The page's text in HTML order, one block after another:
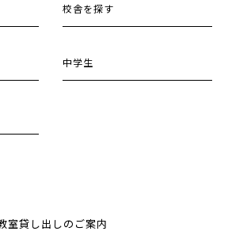
校舎を探す
中学生
室貸し出しのご案内